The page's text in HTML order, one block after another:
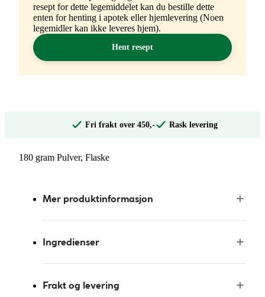
resept for dette legemiddelet kan du bestille dette
enten for henting i apotek eller hjemlevering (Noen
legemidler kan ikke leveres hjem).
Hent resept
Fri frakt over 450,- Rask levering
180 gram Pulver, Flaske
Mer produktinformasjon
Ingredienser
Frakt og levering